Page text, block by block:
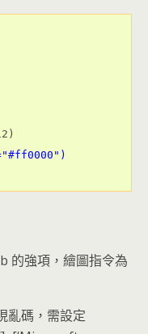
的強項，繪圖指令為
亂碼，需設定